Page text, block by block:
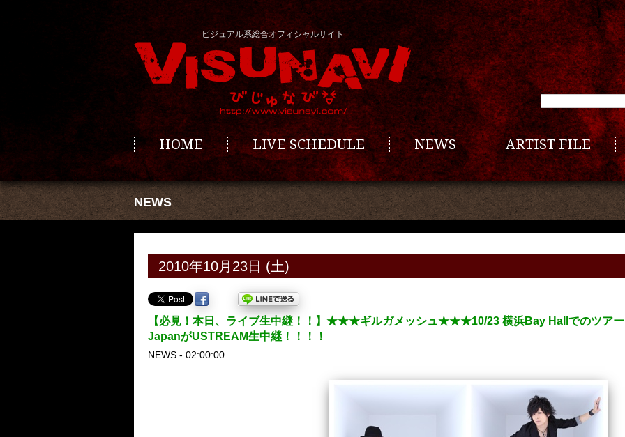
ビジュアル系総合オフィシャルサイト
HOME LIVE SCHEDULE NEWS ARTIST FILE
NEWS
2010年10月23日 (土)
【必見！本日、ライブ生中継！！】★★★ギルガメッシュ★★★10/23 横浜Bay Hallでのツア
JapanがUSTREAM生中継！！！！
NEWS - 02:00:00